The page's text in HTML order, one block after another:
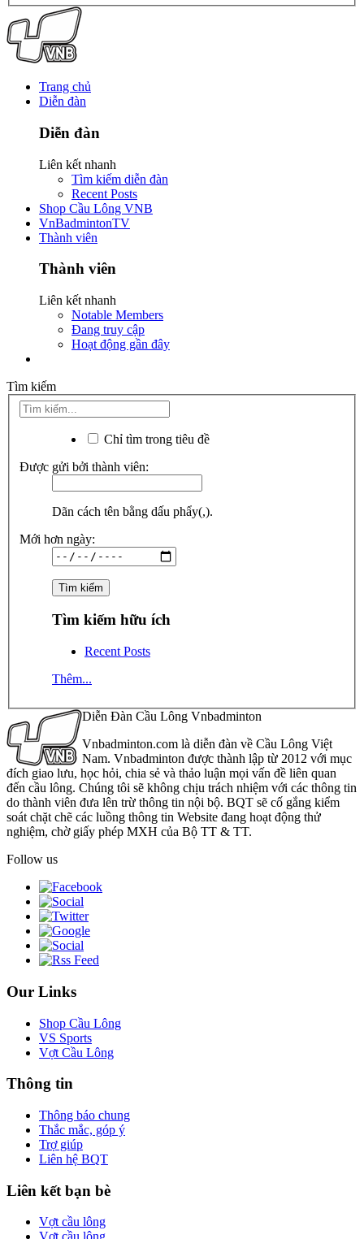
Trang chủ
Diễn đàn
Diễn đàn
Liên kết nhanh
Tìm kiếm diễn đàn
Recent Posts
Shop Cầu Lông VNB
VnBadmintonTV
Thành viên
Thành viên
Liên kết nhanh
Notable Members
Đang truy cập
Hoạt động gần đây
Tìm kiếm
Chỉ tìm trong tiêu đề
Được gửi bởi thành viên:
Dãn cách tên bằng dấu phẩy(,).
Mới hơn ngày:
Tìm kiếm hữu ích
Recent Posts
Thêm...
Diễn Đàn Cầu Lông Vnbadminton
Vnbadminton.com là diễn đàn về Cầu Lông Việt
Nam. Vnbadminton được thành lập từ 2012 với mục
đích giao lưu, học hỏi, chia sẻ và thảo luận mọi vấn đề liên quan
đến cầu lông. Chúng tôi sẽ không chịu trách nhiệm với các thông tin
do thành viên đưa lên trừ thông tin nội bộ. BQT sẽ cố gắng kiểm
soát chặt chẽ các luồng thông tin Website đang hoạt động thử
nghiệm, chờ giấy phép MXH của Bộ TT & TT.
Follow us
Our Links
Shop Cầu Lông
VS Sports
Vợt Cầu Lông
Thông tin
Thông báo chung
Thắc mắc, góp ý
Trợ giúp
Liên hệ BQT
Liên kết bạn bè
Vợt cầu lông